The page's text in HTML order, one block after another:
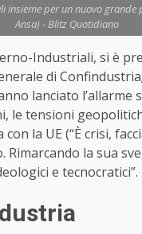
insieme per un nuovo
Ansa) - Blitz Quotidiano
Industriali, si è
di
lanciato
le tensioni
la UE (“È crisi,
la sua
e tecnocratici”.